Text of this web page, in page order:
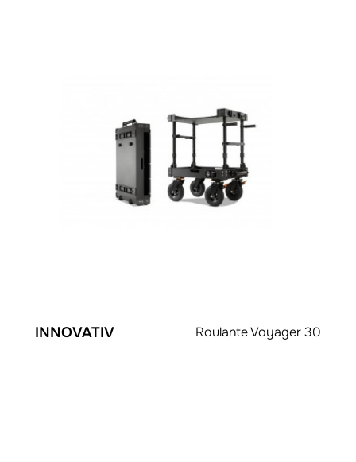
INNOVATIV Roulante Voyager 30